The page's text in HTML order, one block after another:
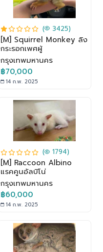
( 3425)
[M] Squirrel Monkey ลิง
กระรอกเพศผู้
กรุงเทพมหานคร
฿70,000
14 ก.พ. 2025
( 1794)
[M] Raccoon Albino
แรคคูนอัลบิโน่
กรุงเทพมหานคร
฿60,000
14 ก.พ. 2025